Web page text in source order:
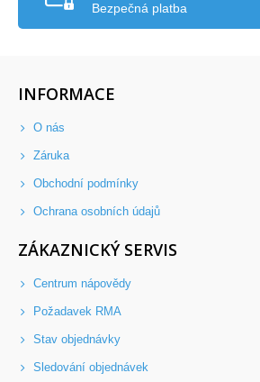
Bezpečná platba
INFORMACE
O nás
Záruka
Obchodní podmínky
Ochrana osobních údajů
ZÁKAZNICKÝ SERVIS
Centrum nápovědy
Požadavek RMA
Stav objednávky
Sledování objednávek